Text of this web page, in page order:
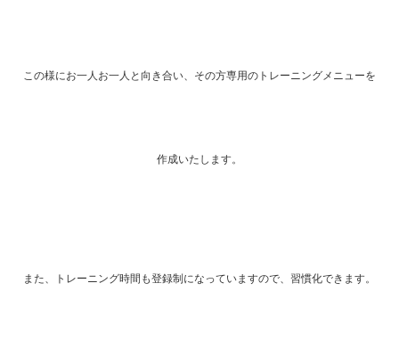
この様にお一人お一人と向き合い、その方専用のトレーニングメニューを
作成いたします。
また、トレーニング時間も登録制になっていますので、習慣化できます。